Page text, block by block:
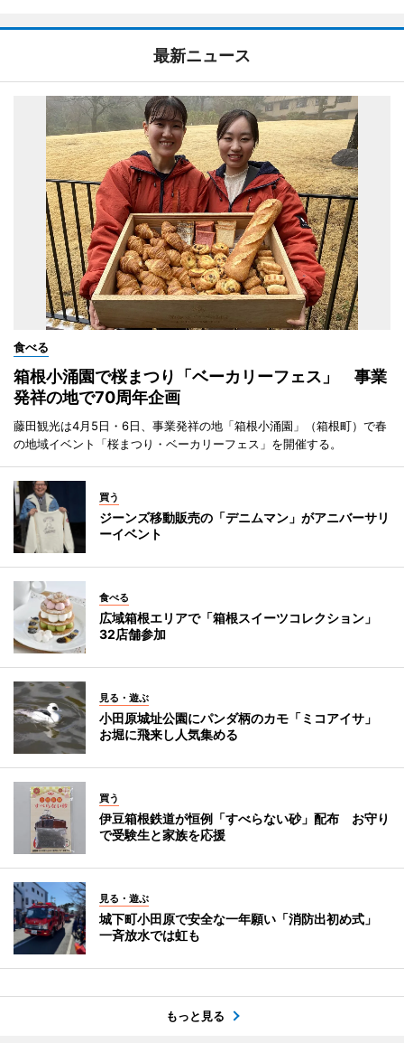
最新ニュース
食べる
箱根小涌園で桜まつり「ベーカリーフェス」 事業
発祥の地で70周年企画
藤田観光は4月5日・6日、事業発祥の地「箱根小涌園」（箱根町）で春
の地域イベント「桜まつり・ベーカリーフェス」を開催する。
買う
ジーンズ移動販売の「デニムマン」がアニバーサリ
ーイベント
食べる
広域箱根エリアで「箱根スイーツコレクション」
32店舗参加
見る・遊ぶ
小田原城址公園にパンダ柄のカモ「ミコアイサ」
お堀に飛来し人気集める
買う
伊豆箱根鉄道が恒例「すべらない砂」配布 お守り
で受験生と家族を応援
見る・遊ぶ
城下町小田原で安全な一年願い「消防出初め式」
一斉放水では虹も
もっと見る